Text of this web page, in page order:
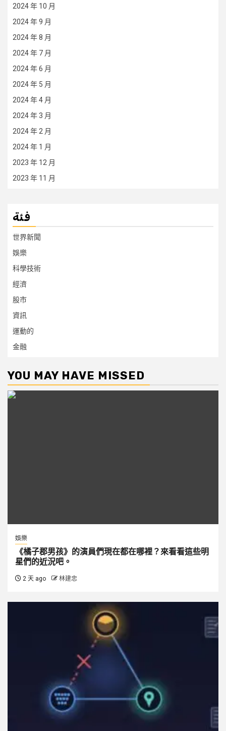
2024 年 10 月
2024 年 9 月
2024 年 8 月
2024 年 7 月
2024 年 6 月
2024 年 5 月
2024 年 4 月
2024 年 3 月
2024 年 2 月
2024 年 1 月
2023 年 12 月
2023 年 11 月
فئة
世界新聞
娛樂
科學技術
經濟
股市
資訊
運動的
金融
YOU MAY HAVE MISSED
娛樂
《橘子郡男孩》的演員們現在都在哪裡？來看看這些明
星們的近況吧。
2 天 ago 林建忠